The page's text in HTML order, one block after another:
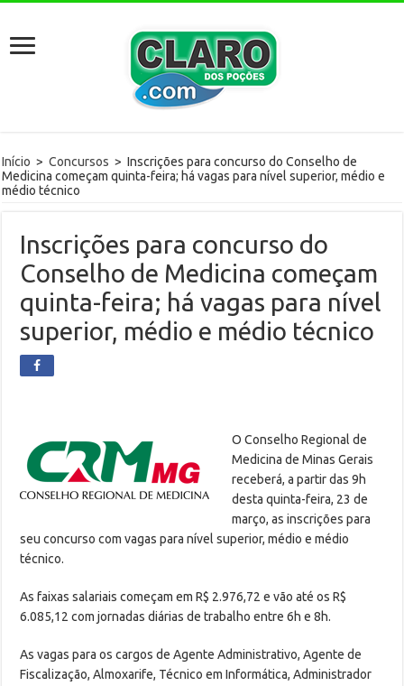
Início > Concursos > Inscrições para concurso do Conselho de
Medicina começam quinta-feira; há vagas para nível superior, médio e
médio técnico
Inscrições para concurso do
Conselho de Medicina começam
quinta-feira; há vagas para nível
superior, médio e médio técnico
O Conselho Regional de
Medicina de Minas Gerais
receberá, a partir das 9h
desta quinta-feira, 23 de
março, as inscrições para
seu concurso com vagas para nível superior, médio e médio
técnico.
As faixas salariais começam em R$ 2.976,72 e vão até os R$
6.085,12 com jornadas diárias de trabalho entre 6h e 8h.
As vagas para os cargos de Agente Administrativo, Agente de
Fiscalização, Almoxarife, Técnico em Informática, Administrador